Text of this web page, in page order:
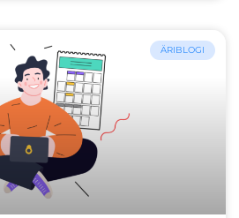
ÄRIBLOGI